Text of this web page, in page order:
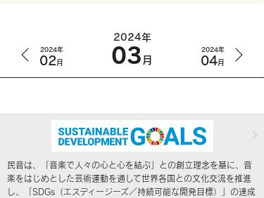
2024年
02月
2024年
03 月
2024年
04月
民音は、「音楽で人々の心と心を結ぶ」との創立理念を基に、音
楽をはじめとした芸術運動を通して世界各国との文化交流を推進
し、「SDGs（エスディージーズ／持続可能な開発目標）」の達成